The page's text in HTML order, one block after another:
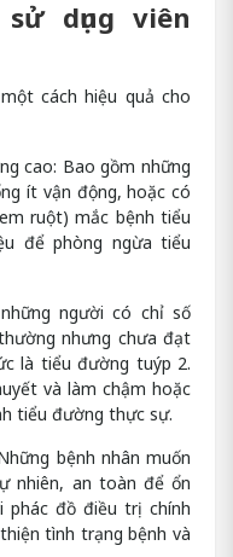
dụng viên
cách hiệu quả cho
cao: Bao gồm những
ít vận động, hoặc có
ruột) mắc bệnh tiểu
để phòng ngừa tiểu
người có chỉ số
nhưng chưa đạt
là tiểu đường tuýp 2.
và làm chậm hoặc
tiểu đường thực sự.
bệnh nhân muốn
nhiên, an toàn để ổn
phác đồ điều trị chính
tình trạng bệnh và